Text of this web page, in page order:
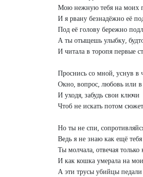
Мою нежную тебя на моих
И я рвану безнадёжно её
Под её голову бережно
А ты отыщешь улыбку,
И читала в торопя первые
Проснись со мной, уснув в
Окно, вопрос, любовь или в
И уходя, забудь свои ключи
Чтоб не искать потом
Но ты не спи,
Ведь я не знаю как ещё
Ты молчала, отвечая
И как кошка умерала на
А эти трусы убийцы педали